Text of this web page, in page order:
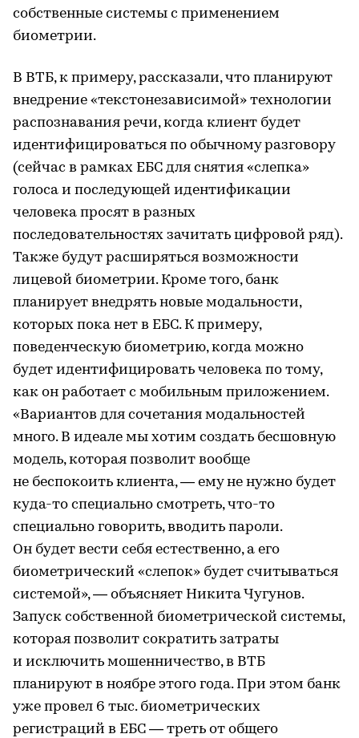
собственные системы с применением
биометрии.
В ВТБ, к примеру, рассказали, что планируют
внедрение «текстонезависимой» технологии
распознавания речи, когда клиент будет
идентифицироваться по обычному разговору
(сейчас в рамках ЕБС для снятия «слепка»
голоса и последующей идентификации
человека просят в разных
последовательностях зачитать цифровой ряд).
Также будут расширяться возможности
лицевой биометрии. Кроме того, банк
планирует внедрять новые модальности,
которых пока нет в ЕБС. К примеру,
поведенческую биометрию, когда можно
будет идентифицировать человека по тому,
как он работает с мобильным приложением.
«Вариантов для сочетания модальностей
много. В идеале мы хотим создать бесшовную
модель, которая позволит вообще
не беспокоить клиента, — ему не нужно будет
куда-то специально смотреть, что-то
специально говорить, вводить пароли.
Он будет вести себя естественно, а его
биометрический «слепок» будет считываться
системой», — объясняет Никита Чугунов.
Запуск собственной биометрической системы,
которая позволит сократить затраты
и исключить мошенничество, в ВТБ
планируют в ноябре этого года. При этом банк
уже провел 6 тыс. биометрических
регистраций в ЕБС — треть от общего